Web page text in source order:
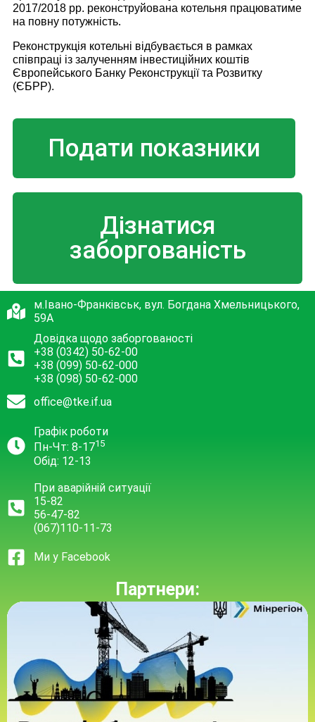
2017/2018 рр. реконструйована котельня працюватиме
на повну потужність.
Реконструкція котельні відбувається в рамках
співпраці із залученням інвестиційних коштів
Європейського Банку Реконструкції та Розвитку
(ЄБРР).
Подати показники
Дізнатися
заборгованість
м.Івано-Франківськ, вул. Богдана Хмельницького,
59А
Довідка щодо заборгованості
+38 (0342) 50-62-00
+38 (099) 50-62-000
+38 (098) 50-62-000
office@tke.if.ua
Графік роботи
Пн-Чт: 8-1715
Обід: 12-13
При аварійній ситуації
15-82
56-47-82
(067)110-11-73
Ми у Facebook
Партнери: